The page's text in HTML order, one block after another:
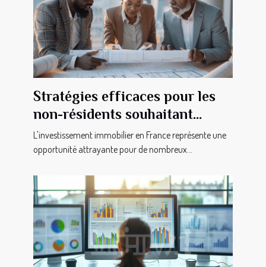
Stratégies efficaces pour les
non-résidents souhaitant
investir dans l'immobilier
français
L'investissement immobilier en France représente une
opportunité attrayante pour de nombreux...